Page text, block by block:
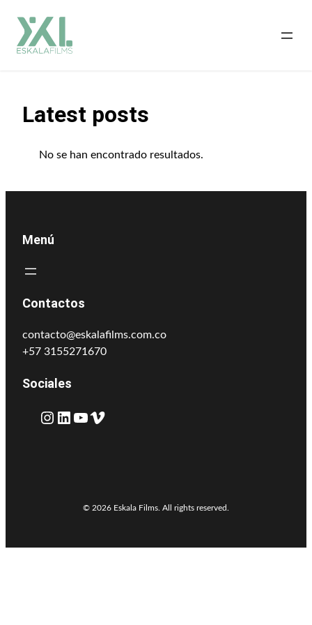
Latest posts
No se han encontrado resultados.
Menú
Contactos
contacto@eskalafilms.com.co
+57 3155271670
Sociales
Instagram LinkedIn YouTube Vimeo
© 2026 Eskala Films. All rights reserved.